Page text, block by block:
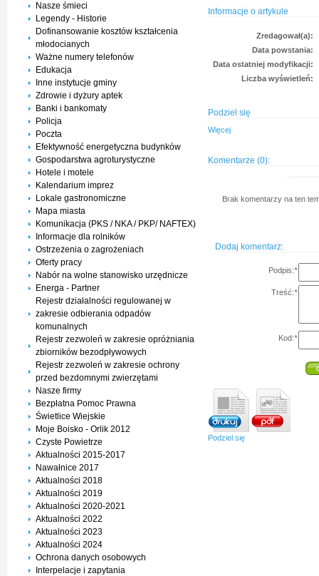
Nasze śmieci
Legendy - Historie
Dofinansowanie kosztów kształcenia
młodocianych
Ważne numery telefonów
Edukacja
Inne instytucje gminy
Zdrowie i dyżury aptek
Banki i bankomaty
Policja
Poczta
Efektywność energetyczna budynków
Gospodarstwa agroturystyczne
Hotele i motele
Kalendarium imprez
Lokale gastronomiczne
Mapa miasta
Komunikacja (PKS / NKA / PKP/ NAFTEX)
Informacje dla rolników
Ostrzeżenia o zagrożeniach
Oferty pracy
Nabór na wolne stanowisko urzędnicze
Energa - Partner
Rejestr działalności regulowanej w
zakresie odbierania odpadów
komunalnych
Rejestr zezwoleń w zakresie opróżniania
zbiorników bezodpływowych
Rejestr zezwoleń w zakresie ochrony
przed bezdomnymi zwierzętami
Nasze firmy
Bezpłatna Pomoc Prawna
Świetlice Wiejskie
Moje Boisko - Orlik 2012
Czyste Powietrze
Aktualności 2015-2017
Nawałnice 2017
Aktualności 2018
Aktualności 2019
Aktualności 2020-2021
Aktualności 2022
Aktualności 2023
Aktualności 2024
Ochrona danych osobowych
Interpelacje i zapytania
Informacje o artykule
Zredagował(a):
Data powstania:
Data ostatniej modyfikacji:
Liczba wyświetleń:
Podziel się
Więcej
Komentarze (0):
Brak komentarzy na ten
Dodaj komentarz:
Podpis:*
Treść:*
Kod:*
Podziel się